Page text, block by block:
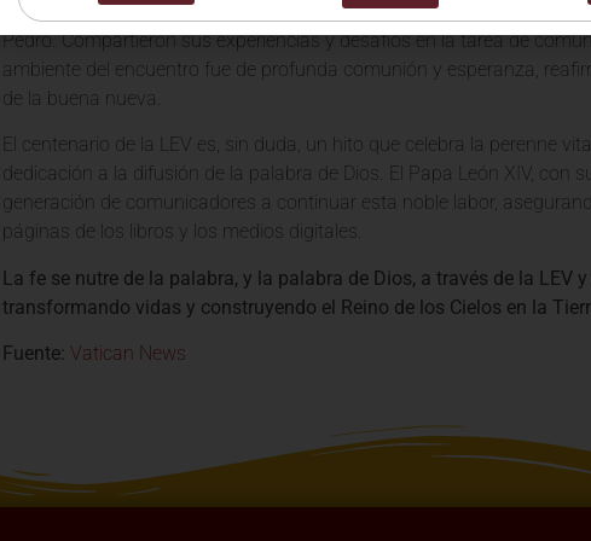
Los escritores, por su parte, expresaron su gratitud por la
Pedro. Compartieron sus experiencias y desafíos en la tarea de
ambiente del encuentro fue de profunda comunión y esperanza,
de la buena nueva.
El centenario de la LEV es, sin duda, un hito que celebra la perenne
dedicación a la difusión de la palabra de Dios. El Papa León XIV, con
generación de comunicadores a continuar esta noble labor,
páginas de los libros y los medios digitales.
La fe se nutre de la palabra, y la palabra de Dios, a través de la LEV
transformando vidas y construyendo el Reino de los Cielos en la
Fuente: Vatican News